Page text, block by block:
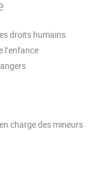
droits humains
l’enfance
charge des mineurs